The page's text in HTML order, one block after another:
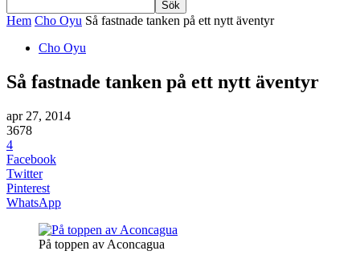
Hem Cho Oyu Så fastnade tanken på ett nytt äventyr
Cho Oyu
Så fastnade tanken på ett nytt äventyr
apr 27, 2014
3678
4
Facebook
Twitter
Pinterest
WhatsApp
På toppen av Aconcagua